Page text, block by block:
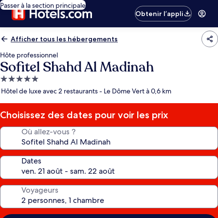
Passer à la section principale
Obtenir l’appli
Afficher tous les hébergements
Hôte professionnel
Sofitel Shahd Al Madinah
Hébergement
5.0 étoiles
Hôtel de luxe avec 2 restaurants - Le Dôme Vert à 0,6 km
Choisissez des dates pour voir les prix
Où allez-vous ?
Dates
Voyageurs